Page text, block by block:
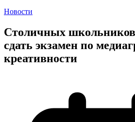
Новости
Столичных
сдать экзамен по
креативности